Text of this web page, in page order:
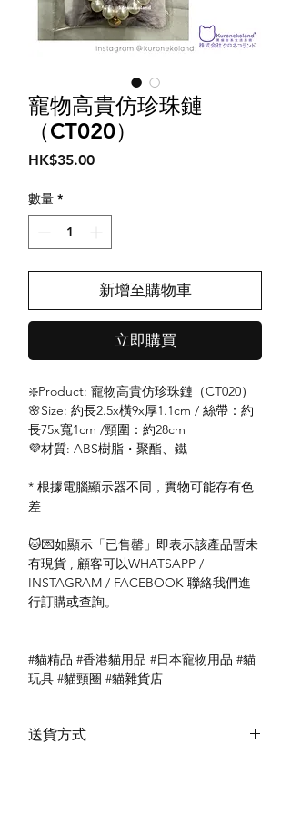
寵物高貴仿珍珠鏈
（CT020）
HK$35.00價
數量 *
新增至購物車
立即購買
❇️Product: 寵物高貴仿珍珠鏈（CT020）
🌸Size: 約長2.5x橫9x厚1.1cm / 絲帶：約
長75x寬1cm /頸圍：約28cm
💜材質: ABS樹脂・聚酯、鐵
* 根據電腦顯示器不同，實物可能存有色
差
🐱💌如顯示「已售罄」即表示該產品暫未
有現貨 , 顧客可以WHATSAPP /
INSTAGRAM / FACEBOOK 聯絡我們進
行訂購或查詢。
#貓精品 #香港貓用品 #日本寵物用品 #貓
玩具 #貓頸圈 #貓雜貨店
送貨方式